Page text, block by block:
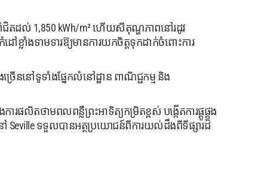
ាំជិតដល់ 1,850 kWh/m² ហើយសីតុណ្ហភាពនៅរដូវ
លាំងទាមទារឱ្យមានការយកចិត្តទុកដាក់ចំពោះការ
រើននៅទូទាំងផ្នែកលំនៅដ្ឋាន ពាណិជ្ជកម្ម និង
ផលិតថាមពលពន្លឺព្រះអាទិត្យកម្រិតខ្ពស់ បង្កើតការផ្គូផ្គង
ៅ Seville ទទួលបានអត្ថប្រយោជន៍ពីការយល់ដឹងពីទីផ្សារដ៏